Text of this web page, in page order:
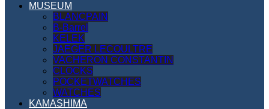
MUSEUM
BLANCPAIN
B-Barrel
KELEK
JAEGER LECOULTRE
VACHERON CONSTANTIN
CLOCKS
POCKETWATCHES
WATCHES
KAMASHIMA